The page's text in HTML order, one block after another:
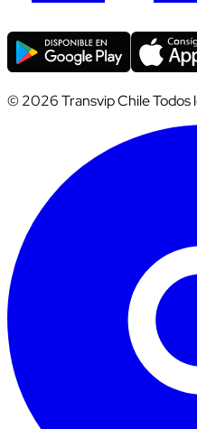
© 2026 Transvip Chile Todos